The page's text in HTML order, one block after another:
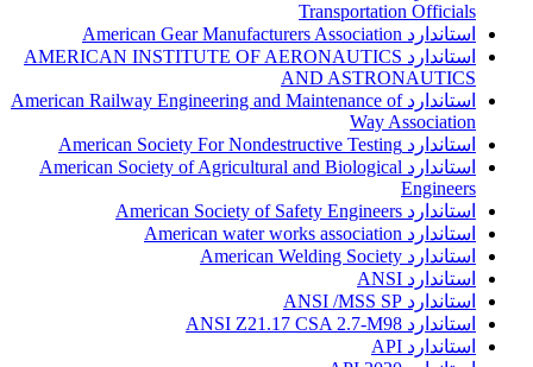
Transportation Officials
استاندارد American Gear Manufacturers Association
استاندارد AMERICAN INSTITUTE OF AERONAUTICS
AND ASTRONAUTICS
استاندارد American Railway Engineering and Maintenance of
Way Association
استاندارد American Society For Nondestructive Testing
استاندارد American Society of Agricultural and Biological
Engineers
استاندارد American Society of Safety Engineers
استاندارد American water works association
استاندارد American Welding Society
استاندارد ANSI
استاندارد ANSI /MSS SP
استاندارد ANSI Z21.17 CSA 2.7-M98
استاندارد API